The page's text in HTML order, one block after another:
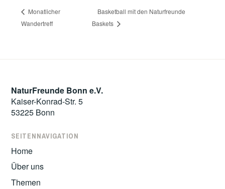
Monatlicher
Wandertreff
Basketball mit den Naturfreunde
Baskets
NaturFreunde Bonn e.V.
Kaiser-Konrad-Str. 5
53225 Bonn
SEITENNAVIGATION
Home
Über uns
Themen